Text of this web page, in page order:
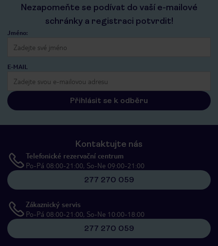
Nezapomeňte se podívat do vaší e-mailové
schránky a registraci potvrdit!
Jméno:
E-MAIL
Přihlásit se k odběru
Kontaktujte nás
Telefonické rezervační centrum
Po-Pá 08:00-21:00, So-Ne 09:00-21:00
277 270 059
Zákaznický servis
Po-Pá 08:00-21:00, So-Ne 10:00-18:00
277 270 059